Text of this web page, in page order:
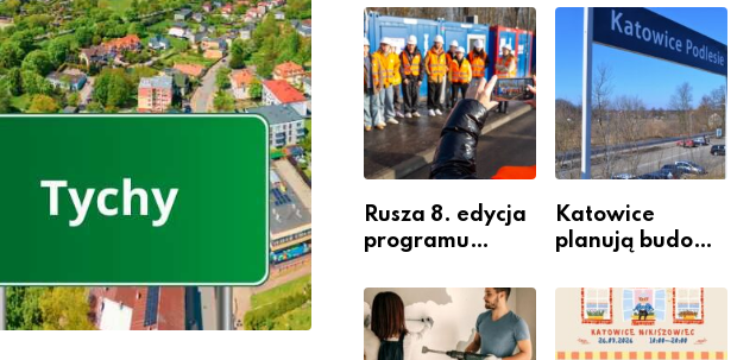
Rusza 8. edycja
programu
Miastem
Fachowców” –
nabór dla
Katowice
planują budowę
przesiadkoweg
o w Podlesiu